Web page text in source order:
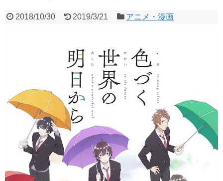
2018/10/30 2019/3/21 アニメ・漫画